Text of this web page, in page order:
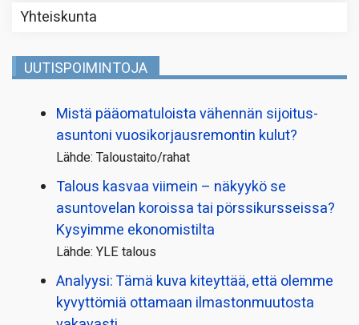
Yhteiskunta
UUTISPOIMINTOJA
Mistä pääoma­tuloista vähennän sijoitus­
asuntoni vuosikorjaus­remontin kulut?
Lähde: Taloustaito/rahat
Talous kasvaa viimein – näkyykö se
asuntovelan koroissa tai pörssi­kursseissa?
Kysyimme ekonomistilta
Lähde: YLE talous
Analyysi: Tämä kuva kiteyttää, että olemme
kyvyttömiä ottamaan ilmaston­muutosta